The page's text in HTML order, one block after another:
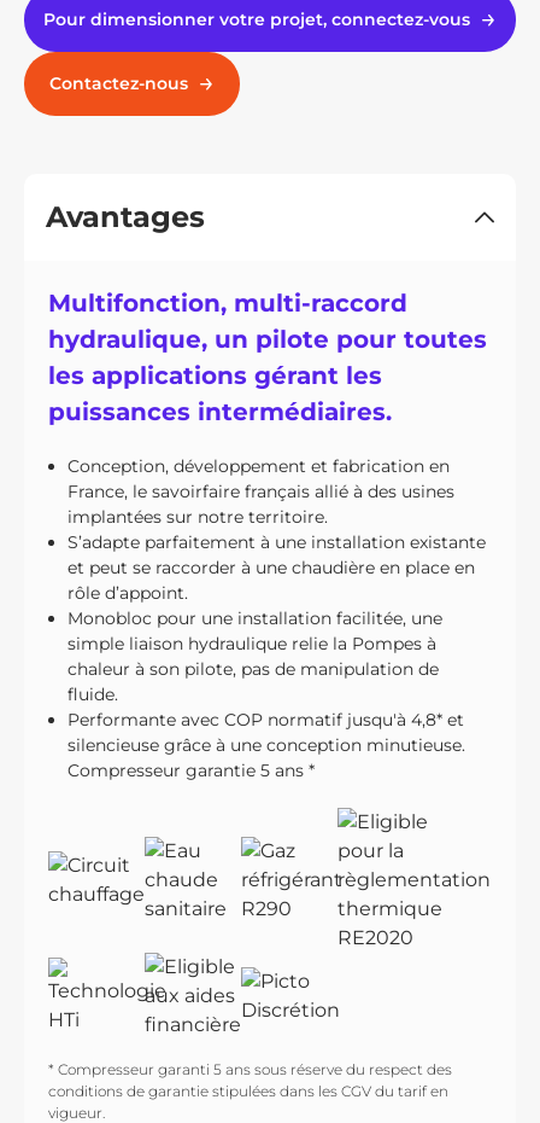
Pour dimensionner votre projet, connectez-vous
Contactez-nous
Avantages
Multifonction, multi-raccord
hydraulique, un pilote pour toutes
les applications gérant les
puissances intermédiaires.
Conception, développement et fabrication en
France, le savoirfaire français allié à des usines
implantées sur notre territoire.
S’adapte parfaitement à une installation existante
et peut se raccorder à une chaudière en place en
rôle d’appoint.
Monobloc pour une installation facilitée, une
simple liaison hydraulique relie la Pompes à
chaleur à son pilote, pas de manipulation de
fluide.
Performante avec COP normatif jusqu'à 4,8* et
silencieuse grâce à une conception minutieuse.
Compresseur garantie 5 ans *
* Compresseur garanti 5 ans sous réserve du respect des
conditions de garantie stipulées dans les CGV du tarif en
vigueur.